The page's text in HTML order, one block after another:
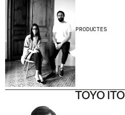
PRODUCTES
TOYO ITO